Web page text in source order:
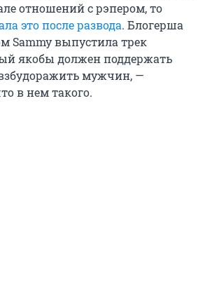
отношений с рэпером, то
это после развода. Блогерша
Sammy выпустила трек
якобы должен поддержать
мужчин, —
в нем такого.